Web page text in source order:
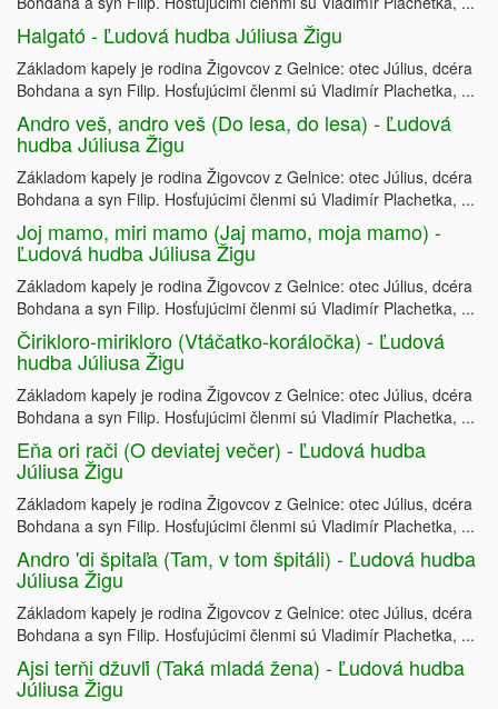
Halgató - Ľudová hudba Júliusa Žigu
Základom kapely je rodina Žigovcov z Gelnice: otec Július, dcéra
Bohdana a syn Filip. Hosťujúcimi členmi sú Vladimír Plachetka, ...
Andro veš, andro veš (Do lesa, do lesa) - Ľudová
hudba Júliusa Žigu
Základom kapely je rodina Žigovcov z Gelnice: otec Július, dcéra
Bohdana a syn Filip. Hosťujúcimi členmi sú Vladimír Plachetka, ...
Joj mamo, miri mamo (Jaj mamo, moja mamo) -
Ľudová hudba Júliusa Žigu
Základom kapely je rodina Žigovcov z Gelnice: otec Július, dcéra
Bohdana a syn Filip. Hosťujúcimi členmi sú Vladimír Plachetka, ...
Čirikloro-mirikloro (Vtáčatko-koráločka) - Ľudová
hudba Júliusa Žigu
Základom kapely je rodina Žigovcov z Gelnice: otec Július, dcéra
Bohdana a syn Filip. Hosťujúcimi členmi sú Vladimír Plachetka, ...
Eňa ori rači (O deviatej večer) - Ľudová hudba
Júliusa Žigu
Základom kapely je rodina Žigovcov z Gelnice: otec Július, dcéra
Bohdana a syn Filip. Hosťujúcimi členmi sú Vladimír Plachetka, ...
Andro 'di špitaľa (Tam, v tom špitáli) - Ľudová hudba
Júliusa Žigu
Základom kapely je rodina Žigovcov z Gelnice: otec Július, dcéra
Bohdana a syn Filip. Hosťujúcimi členmi sú Vladimír Plachetka, ...
Ajsi terňi džuvľi (Taká mladá žena) - Ľudová hudba
Júliusa Žigu